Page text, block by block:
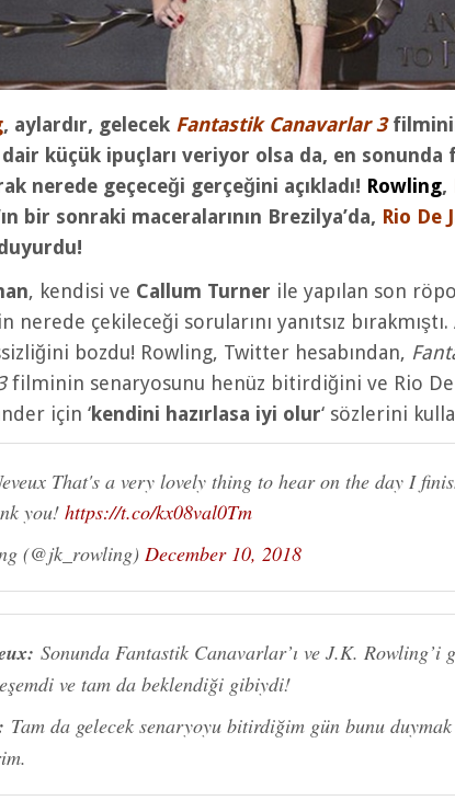
, aylardır, gelecek Fantastik Canavarlar 3
dair küçük ipuçları veriyor olsa da, en sonunda
nerede geçeceği gerçeğini açıkladı! Rowling,
bir sonraki maceralarının Brezilya’da, Rio De
, kendisi ve Callum Turner ile yapılan son
nerede çekileceği sorularını yanıtsız bırakmıştı.
bozdu! Rowling, Twitter hesabından,
filminin senaryosunu henüz bitirdiğini ve Rio De
için ‘kendini hazırlasa iyi olur‘ sözlerini
That's a very lovely thing to hear on the day I
you! https://t.co/kx08val0Tm
(@jk_rowling) December 10, 2018
Sonunda Fantastik Canavarlar’ı ve J.K. Rowling’i
ve tam da beklendiği gibiydi!
Tam da gelecek senaryoyu bitirdiğim gün bunu